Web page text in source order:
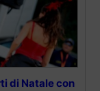
di Natale con